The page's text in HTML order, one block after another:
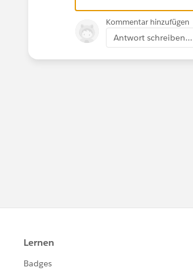
Shivanath
Kommentar hinzufügen
Antwort schreiben...